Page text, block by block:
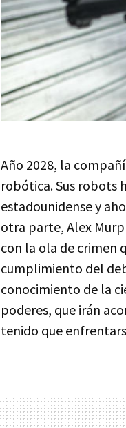
Año 2028, la
robótica. Sus robots
estadounidense y
otra parte, Alex
con la ola de crimen
cumplimiento del
conocimiento de la
poderes, que irán
tenido que